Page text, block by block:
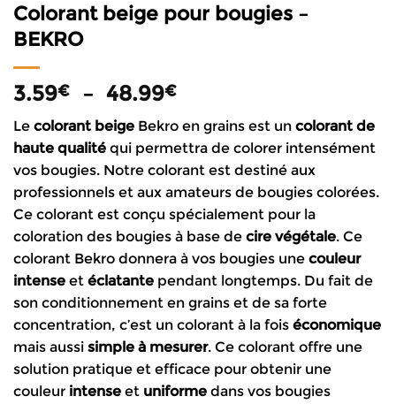
Colorant beige pour bougies –
BEKRO
3.59€ – 48.99€Plage
prix :
3.59€
à
48.99€
Le colorant beige Bekro en grains est un colorant de
haute qualité qui permettra de colorer intensément
vos bougies. Notre colorant est destiné aux
professionnels et aux amateurs de bougies colorées.
Ce colorant est conçu spécialement pour la
coloration des bougies à base de cire végétale. Ce
colorant Bekro donnera à vos bougies une couleur
intense et éclatante pendant longtemps. Du fait de
son conditionnement en grains et de sa forte
concentration, c’est un colorant à la fois économique
mais aussi simple à mesurer. Ce colorant offre une
solution pratique et efficace pour obtenir une
couleur intense et uniforme dans vos bougies